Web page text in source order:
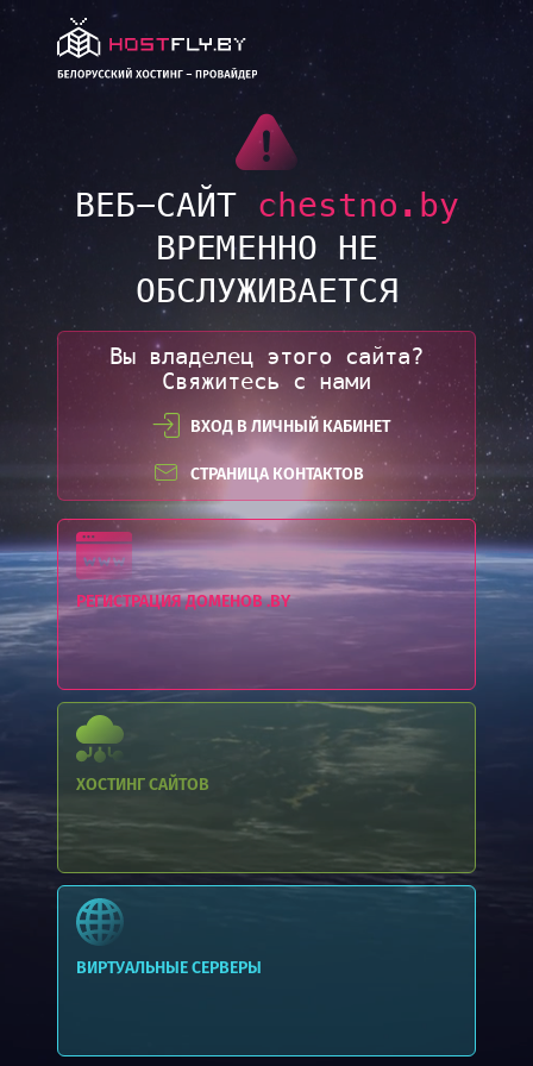
ВЕБ-САЙТ chestno.by
ВРЕМЕННО НЕ
ОБСЛУЖИВАЕТСЯ
Вы владелец этого сайта?
Свяжитесь с нами
ВХОД В ЛИЧНЫЙ КАБИНЕТ
СТРАНИЦА КОНТАКТОВ
РЕГИСТРАЦИЯ ДОМЕНОВ .BY
ХОСТИНГСАЙТОВ
ВИРТУАЛЬНЫЕ СЕРВЕРЫ